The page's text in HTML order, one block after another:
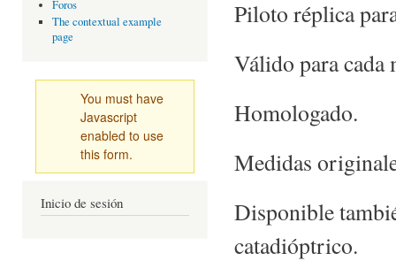
Foros
The contextual example
page
You must have
Javascript
enabled to use
this form.
Inicio de sesión
Piloto réplica
Válido para cada
Homologado.
Medidas
Disponible
catadióptrico.